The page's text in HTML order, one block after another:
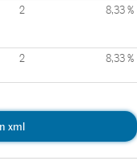
2 8,33 %
2 8,33 %
xml